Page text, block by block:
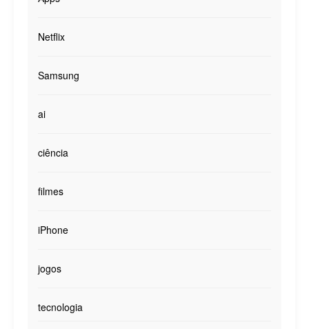
Netflix
Samsung
ai
ciência
filmes
iPhone
jogos
tecnologia